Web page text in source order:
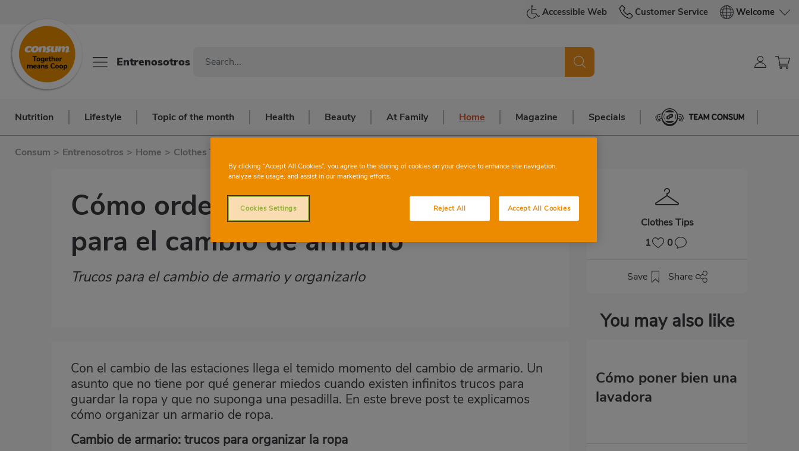
Accessible Web Customer Service Welcome
Entrenosotros
Nutrition Lifestyle Topic of the month Health Beauty At Family Home Magazine Specials Team Consum
Consum > Entrenosotros > Home > Clothes Tips
Clothes Tips
1
0
Save Share
You may also like
Cómo poner bien una
lavadora
Cómo ordenar un armario: trucos
para el cambio de armario
Subtítulo
Trucos para el cambio de armario y organizarlo
Body
Con el cambio de las estaciones llega el temido momento del cambio de armario. Un
asunto que no tiene por qué generar miedos cuando existen infinitos trucos para
guardar la ropa y que no suponga una pesadilla. En este breve post te explicamos
cómo organizar un armario de ropa.
Cambio de armario: trucos para organizar la ropa
By clicking “Accept All Cookies”, you agree to the storing of cookies on your device to enhance site navigation,
analyze site usage, and assist in our marketing efforts.
Reject All Accept All Cookies
Cookies Settings